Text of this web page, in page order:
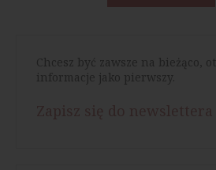
Chcesz być zawsze na bieżąco,
informacje jako pierwszy.